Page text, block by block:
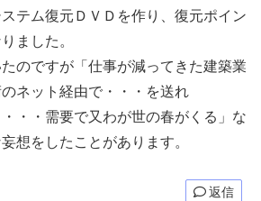
テム復元ＤＶＤを作り、復元ポイン
ました。
のですが「仕事が減ってきた建築業
ネット経由で・・・を送れ
・・需要で又わが世の春がくる」な
想をしたことがあります。
返信